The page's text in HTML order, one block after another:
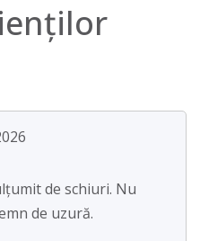
de schiuri. Nu
de uzură.